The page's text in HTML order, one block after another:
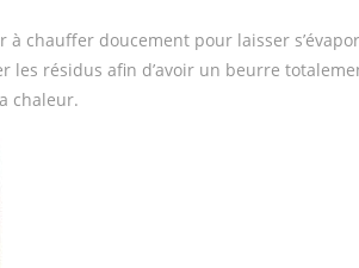
chauffer doucement pour laisser
les résidus afin d’avoir un beurre
chaleur.